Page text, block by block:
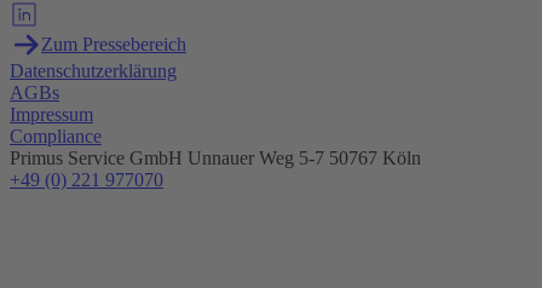
Zum Pressebereich
Datenschutzerklärung
AGBs
Impressum
Compliance
Primus Service GmbH Unnauer Weg 5-7 50767 Köln
+49 (0) 221 977070